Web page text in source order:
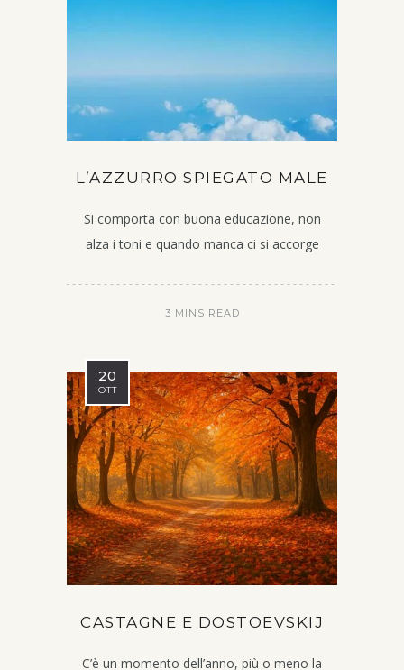
L’AZZURRO SPIEGATO MALE
Si comporta con buona educazione, non
alza i toni e quando manca ci si accorge
3 MINS READ
20
OTT
CASTAGNE E DOSTOEVSKIJ
C’è un momento dell’anno, più o meno la